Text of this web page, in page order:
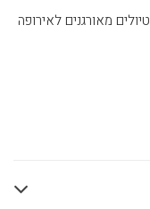
טיולים מאורגנים לאירופה